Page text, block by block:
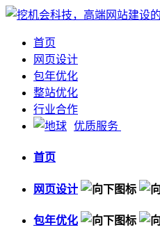
首页
网页设计
包年优化
整站优化
行业合作
优质服务
首页
网页设计
包年优化